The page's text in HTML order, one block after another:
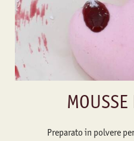
Preparato in polvere